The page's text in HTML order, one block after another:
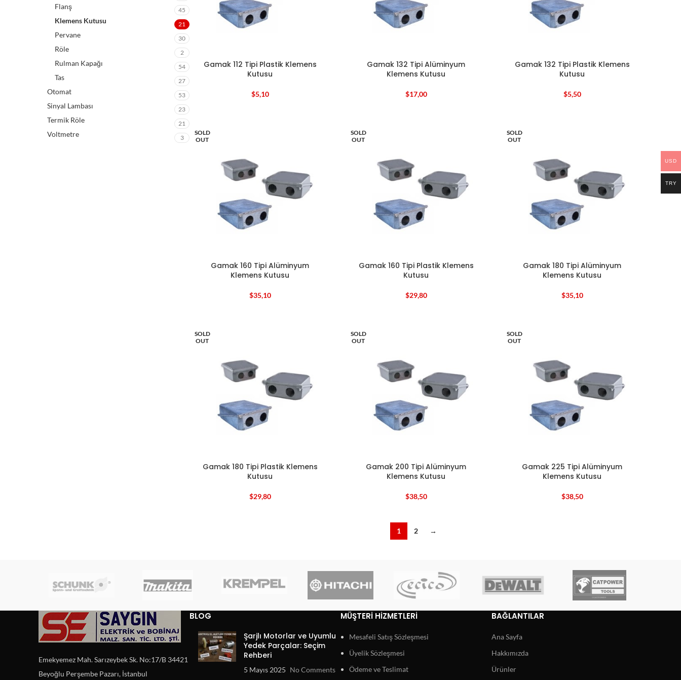
Flanş 45
Klemens Kutusu 21
Pervane 30
Röle 2
Rulman Kapağı 54
Tas 27
Otomat 53
Sinyal Lambası 23
Termik Röle 21
Voltmetre 3
Gamak 112 Tipi Plastik Klemens
Kutusu
$5,10
Gamak 132 Tipi Alüminyum
Klemens Kutusu
$17,00
Gamak 132 Tipi Plastik Klemens
Kutusu
$5,50
SOLD
OUT
Gamak 160 Tipi Alüminyum
Klemens Kutusu
$35,10
SOLD
OUT
Gamak 160 Tipi Plastik Klemens
Kutusu
$29,80
SOLD
OUT
Gamak 180 Tipi Alüminyum
Klemens Kutusu
$35,10
SOLD
OUT
Gamak 180 Tipi Plastik Klemens
Kutusu
$29,80
SOLD
OUT
Gamak 200 Tipi Alüminyum
Klemens Kutusu
$38,50
SOLD
OUT
Gamak 225 Tipi Alüminyum
Klemens Kutusu
$38,50
1 2 →
Emekyemez Mah. Sarızeybek Sk. No:17/B 34421
Beyoğlu Perşembe Pazarı, İstanbul
BLOG
Şarjlı Motorlar ve Uyumlu
Yedek Parçalar: Seçim
Rehberi
5 Mayıs 2025 No Comments
MÜŞTERI HIZMETLERI
Mesafeli Satış Sözleşmesi
Üyelik Sözleşmesi
Ödeme ve Teslimat
BAĞLANTILAR
Ana Sayfa
Hakkımızda
Ürünler
USD
TRY